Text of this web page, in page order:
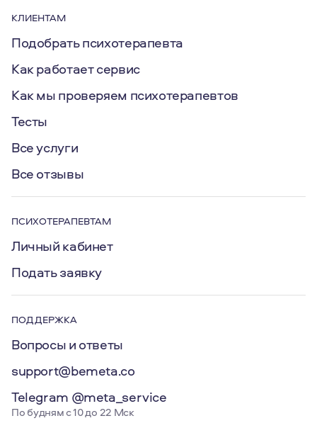
КЛИЕНТАМ
Подобрать психотерапевта
Как работает сервис
Как мы проверяем психотерапевтов
Тесты
Все услуги
Все отзывы
ПСИХОТЕРАПЕВТАМ
Личный кабинет
Подать заявку
ПОДДЕРЖКА
Вопросы и ответы
support@bemeta.co
Telegram @meta_service
По будням с 10 до 22 Мск